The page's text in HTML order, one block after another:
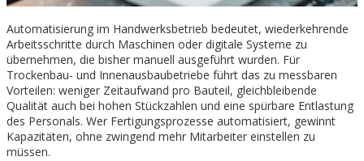
Automatisierung im Handwerksbetrieb bedeutet, wiederkehrende
Arbeitsschritte durch Maschinen oder digitale Systeme zu
übernehmen, die bisher manuell ausgeführt wurden. Für
Trockenbau- und Innenausbaubetriebe führt das zu messbaren
Vorteilen: weniger Zeitaufwand pro Bauteil, gleichbleibende
Qualität auch bei hohen Stückzahlen und eine spürbare Entlastung
des Personals. Wer Fertigungsprozesse automatisiert, gewinnt
Kapazitäten, ohne zwingend mehr Mitarbeiter einstellen zu
müssen.